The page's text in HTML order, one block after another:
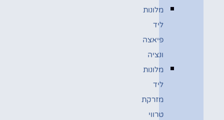
מלונות
ליד
פיאצה
ונציה
מלונות
ליד
מזרקת
טרווי